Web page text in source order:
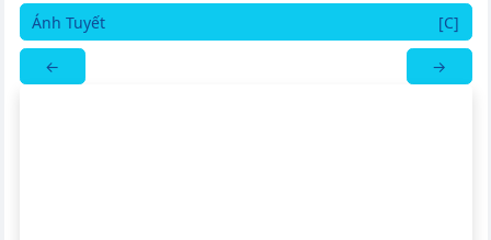
Ánh Tuyết [C]
← →